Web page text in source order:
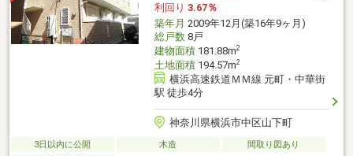
利回り 3.67％
築年月 2009年12月(築16年9ヶ月)
総戸数8戸
建物面積181.88m2
土地面積194.57m2
横浜高速鉄道ＭＭ線 元町・中華街
駅 徒歩4分
神奈川県横浜市中区山下町
3日以内に公開 木造
間取り図あり